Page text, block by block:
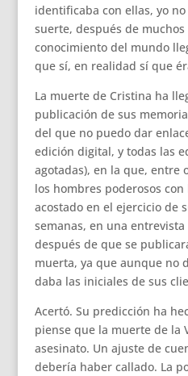
identificaba con ellas, yo
suerte, después de muchos
conocimiento del mundo
que sí, en realidad sí que
La muerte de Cristina ha
publicación de sus
del que no puedo dar
edición digital, y todas las
agotadas), en la que, entre
los hombres poderosos
acostado en el ejercicio de
semanas, en una
después de que se
muerta, ya que aunque no
daba las iniciales de sus
Acertó. Su predicción ha
piense que la muerte de la
asesinato. Un ajuste de
debería haber callado. La